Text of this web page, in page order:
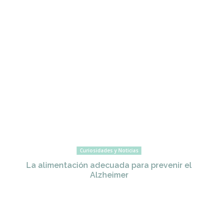
Curiosidades y Noticias
La alimentación adecuada para prevenir el
Alzheimer